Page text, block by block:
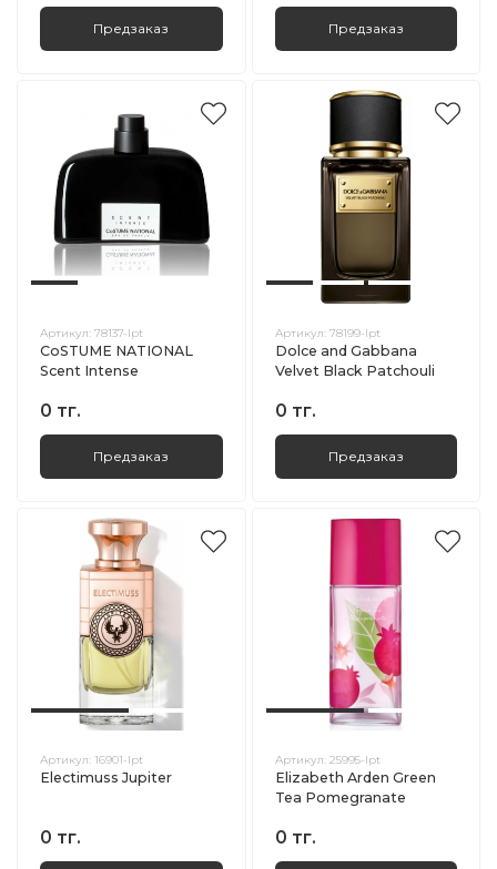
Предзаказ Предзаказ
Артикул: 78137-lpt
CoSTUME NATIONAL
Scent Intense
0 тг.
Предзаказ
Артикул: 78199-lpt
Dolce and Gabbana
Velvet Black Patchouli
0 тг.
Предзаказ
Артикул: 16901-lpt
Electimuss Jupiter
0 тг.
Артикул: 25995-lpt
Elizabeth Arden Green
Tea Pomegranate
0 тг.